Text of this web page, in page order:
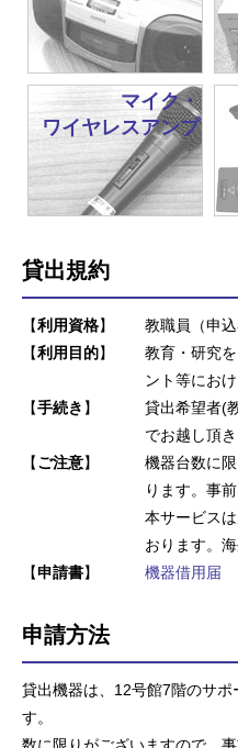
マイク・
ワイヤレスアンプ
貸出規約
【利用資格】
教職員（申込
【利用目的】
教育・研究
ント等にお
【手続き 】
貸出希望者(
でお越し頂
【ご注意】
機器台数に
ります。事
本サービス
おります。
【申請書】 機器借用届
申請方法
貸出機器は、12号館7階のサ
す。
数に限りがございますので、